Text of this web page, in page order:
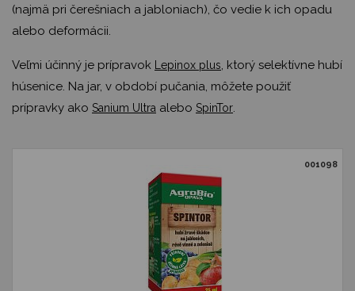
(najmä pri čerešniach a jabloniach), čo vedie k ich opadu
alebo deformácii.
Veľmi účinný je prípravok Lepinox plus, ktorý selektívne hubí
húsenice. Na jar, v období pučania, môžete použiť
prípravky ako Sanium Ultra alebo SpinTor.
001098